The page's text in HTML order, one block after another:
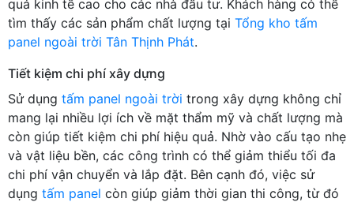
quả kinh tế cao cho các nhà đầu tư. Khách hàng có thể
tìm thấy các sản phẩm chất lượng tại Tổng kho tấm
panel ngoài trời Tân Thịnh Phát.
Tiết kiệm chi phí xây dựng
Sử dụng tấm panel ngoài trời trong xây dựng không chỉ
mang lại nhiều lợi ích về mặt thẩm mỹ và chất lượng mà
còn giúp tiết kiệm chi phí hiệu quả. Nhờ vào cấu tạo nhẹ
và vật liệu bền, các công trình có thể giảm thiểu tối đa
chi phí vận chuyển và lắp đặt. Bên cạnh đó, việc sử
dụng tấm panel còn giúp giảm thời gian thi công, từ đó